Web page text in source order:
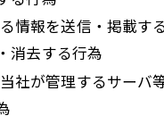
情報を送信・掲載す
消去する行為
社が管理するサーバ